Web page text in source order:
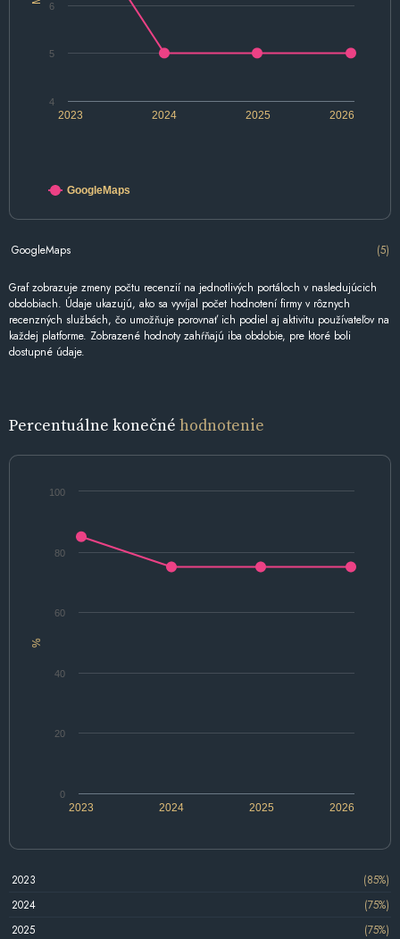
2024 2026
2023 2025
4
5
6
GoogleMaps
GoogleMaps (5)
Graf zobrazuje zmeny počtu recenzií na jednotlivých portáloch v nasledujúcich
obdobiach. Údaje ukazujú, ako sa vyvíjal počet hodnotení firmy v rôznych
recenzných službách, čo umožňuje porovnať ich podiel aj aktivitu používateľov na
každej platforme. Zobrazené hodnoty zahŕňajú iba obdobie, pre ktoré boli
dostupné údaje.
Percentuálne konečné hodnotenie
%
2024 2026
2023 2025
0
20
40
60
80
100
2023
(85%)
2024
(75%)
2025
(75%)